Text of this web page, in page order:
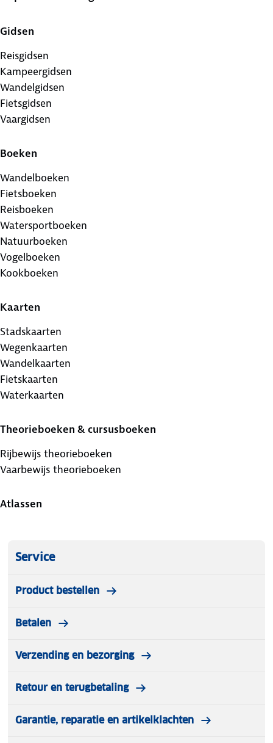
Gidsen
Reisgidsen
Kampeergidsen
Wandelgidsen
Fietsgidsen
Vaargidsen
Boeken
Wandelboeken
Fietsboeken
Reisboeken
Watersportboeken
Natuurboeken
Vogelboeken
Kookboeken
Kaarten
Stadskaarten
Wegenkaarten
Wandelkaarten
Fietskaarten
Waterkaarten
Theorieboeken & cursusboeken
Rijbewijs theorieboeken
Vaarbewijs theorieboeken
Atlassen
Service
Product bestellen
Betalen
Verzending en bezorging
Retour en terugbetaling
Garantie, reparatie en artikelklachten